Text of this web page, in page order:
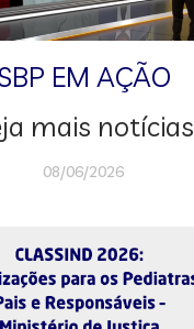
EM AÇÃO
mais notícias
08/06/2026